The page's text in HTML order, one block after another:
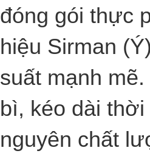
đóng gói thực
hiệu Sirman
suất mạnh
bì, kéo dài
nguyên chất